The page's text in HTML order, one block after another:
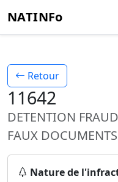
NATINFo
Retour
11642
DETENTION
FAUX
Nature de